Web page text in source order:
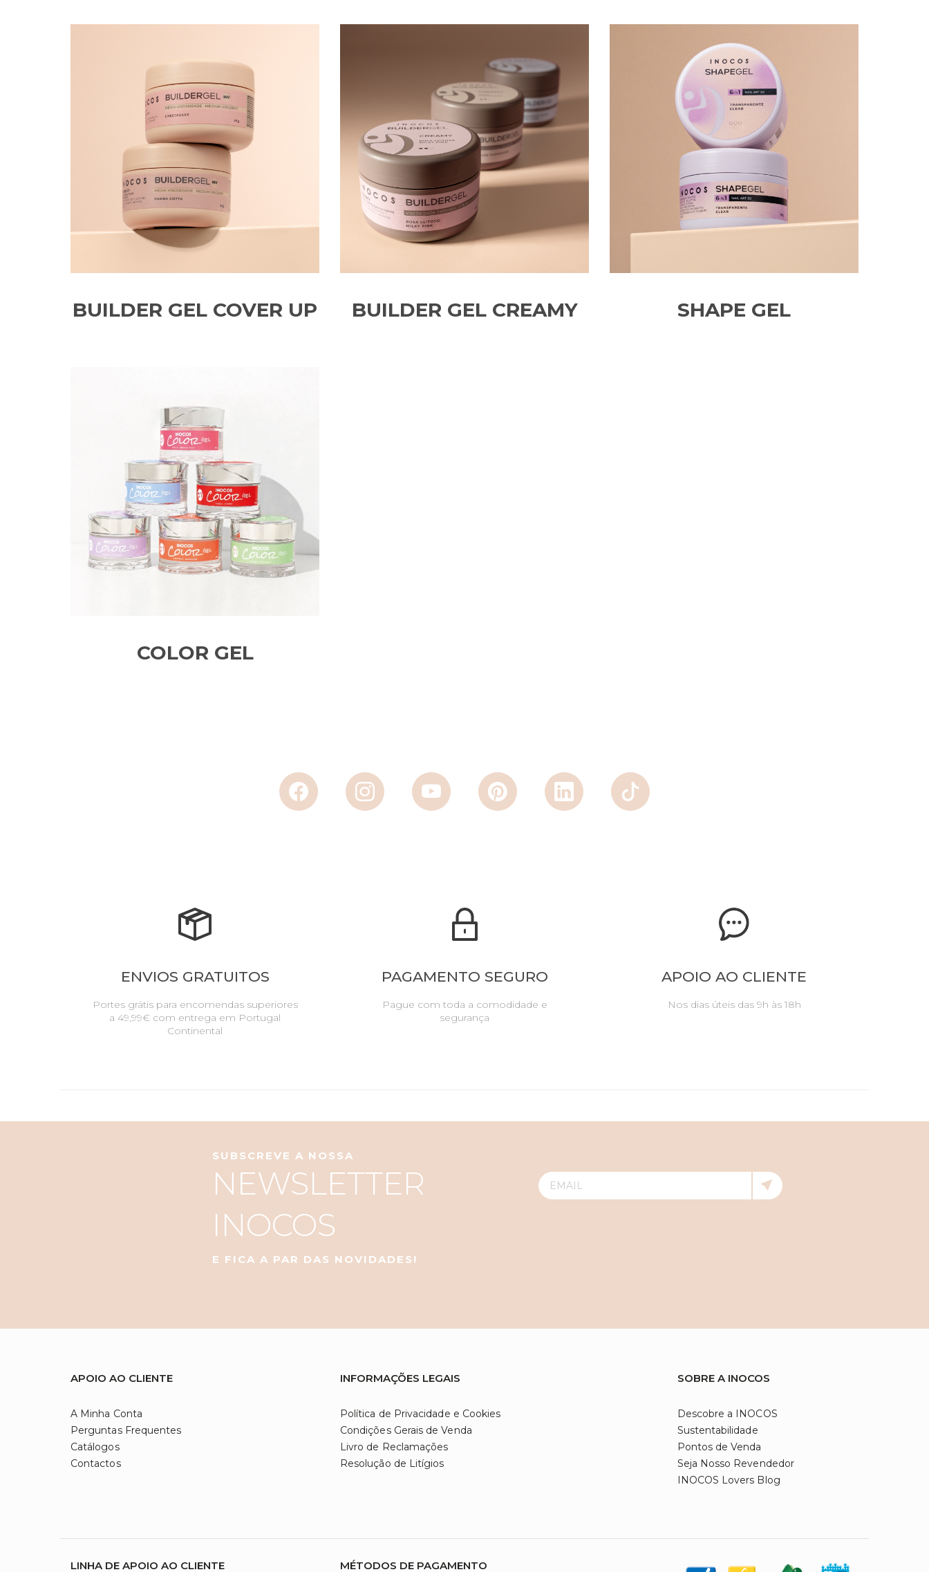
BUILDER GEL COVER UP BUILDER GEL CREAMY SHAPE GEL
COLOR GEL
ENVIOS GRATUITOS
Portes grátis para encomendas superiores
a 49,99€ com entrega em Portugal
Continental
PAGAMENTO SEGURO
Pague com toda a comodidade e
segurança
APOIO AO CLIENTE
Nos dias úteis das 9h às 18h
SUBSCREVE A NOSSA
NEWSLETTER
INOCOS
E FICA A PAR DAS NOVIDADES!
APOIO AO CLIENTE
A Minha Conta
Perguntas Frequentes
Catálogos
Contactos
INFORMAÇÕES LEGAIS
Política de Privacidade e Cookies
Condições Gerais de Venda
Livro de Reclamações
Resolução de Litígios
SOBRE A INOCOS
Descobre a INOCOS
Sustentabilidade
Pontos de Venda
Seja Nosso Revendedor
INOCOS Lovers Blog
LINHA DE APOIO AO CLIENTE MÉTODOS DE PAGAMENTO